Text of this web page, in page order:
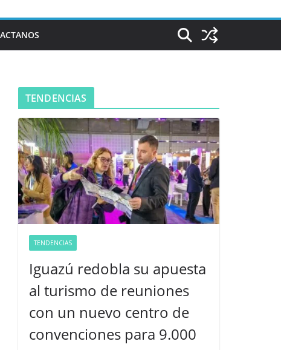
TENDENCIAS
TENDENCIAS
Iguazú redobla su apuesta
al turismo de reuniones
con un nuevo centro de
convenciones para 9.000